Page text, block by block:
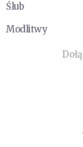
Ślub
Modlitwy